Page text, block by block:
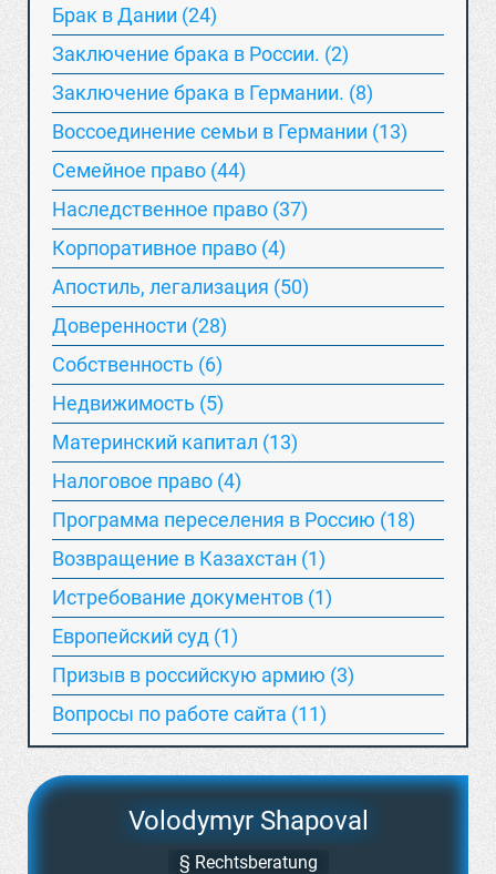
Брак в Дании (24)
Заключение брака в России. (2)
Заключение брака в Германии. (8)
Воссоединение семьи в Германии (13)
Семейное право (44)
Наследственное право (37)
Корпоративное право (4)
Апостиль, легализация (50)
Доверенности (28)
Собственность (6)
Недвижимость (5)
Материнский капитал (13)
Hалоговое право (4)
Программа переселения в Россию (18)
Возвращение в Казахстан (1)
Истребование документов (1)
Европейский суд (1)
Призыв в российскую армию (3)
Вопросы по работе сайта (11)
Volodymyr Shapoval
§ Rechtsberatung